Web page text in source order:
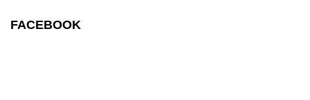
FACEBOOK